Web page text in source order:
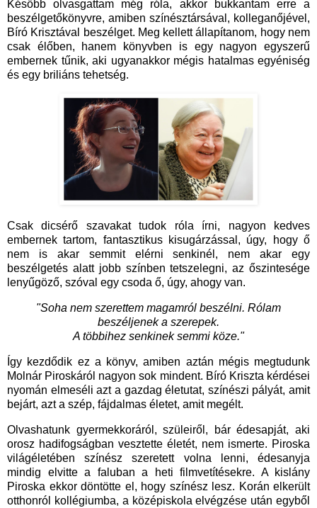
Később olvasgattam még róla, akkor bukkantam erre a
beszélgetőkönyvre, amiben színésztársával, kolleganőjével,
Bíró Krisztával beszélget. Meg kellett állapítanom, hogy nem
csak élőben, hanem könyvben is egy nagyon egyszerű
embernek tűnik, aki ugyanakkor mégis hatalmas egyéniség
és egy briliáns tehetség.
Csak dicsérő szavakat tudok róla írni, nagyon kedves
embernek tartom, fantasztikus kisugárzással, úgy, hogy ő
nem is akar semmit elérni senkinél, nem akar egy
beszélgetés alatt jobb színben tetszelegni, az őszintesége
lenyűgöző, szóval egy csoda ő, úgy, ahogy van.
"Soha nem szerettem magamról beszélni. Rólam
beszéljenek a szerepek.
A többihez senkinek semmi köze."
Így kezdődik ez a könyv, amiben aztán mégis megtudunk
Molnár Piroskáról nagyon sok mindent. Bíró Kriszta kérdései
nyomán elmeséli azt a gazdag életutat, színészi pályát, amit
bejárt, azt a szép, fájdalmas életet, amit megélt.
Olvashatunk gyermekkoráról, szüleiről, bár édesapját, aki
orosz hadifogságban vesztette életét, nem ismerte. Piroska
világéletében színész szeretett volna lenni, édesanyja
mindig elvitte a faluban a heti filmvetítésekre. A kislány
Piroska ekkor döntötte el, hogy színész lesz. Korán elkerült
otthonról kollégiumba, a középiskola elvégzése után egyből